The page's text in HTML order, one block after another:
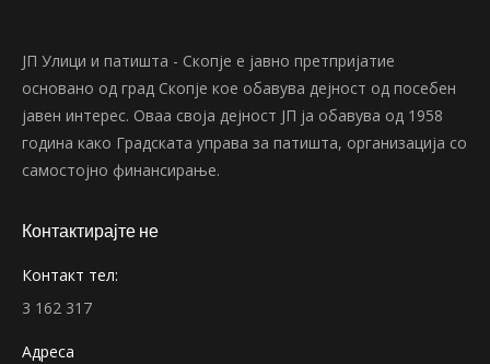
ЈП Улици и патишта - Скопје е јавно претпријатие
основано од град Скопје кое обавува дејност од посебен
јавен интерес. Оваа своја дејност ЈП ја обавува од 1958
година како Градската управа за патишта, организација со
самостојно финансирање.
Контактирајте не
Контакт тел:
3 162 317
Адреса